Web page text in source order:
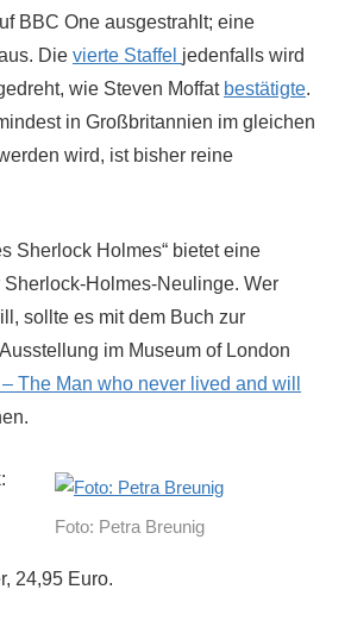
BBC One ausgestrahlt; eine
Die vierte Staffel jedenfalls wird
wie Steven Moffat bestätigte.
in Großbritannien im gleichen
wird, ist bisher reine
Sherlock Holmes“ bietet eine
Sherlock-Holmes-Neulinge. Wer
sollte es mit dem Buch zur
im Museum of London
The Man who never lived and will
Foto: Petra Breunig
24,95 Euro.